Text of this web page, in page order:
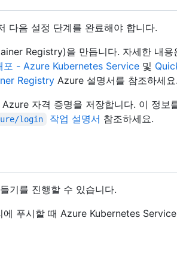
다음 설정 단계를 완료해야 합니다.
Registry)을 만듭니다. 자세한 내용
포 - Azure Kubernetes Service 및
Registry Azure 설명서를 참조하세요.
자격 증명을 저장합니다. 이 정보
login 작업 설명서 참조하세요.
기를 진행할 수 있습니다.
푸시할 때 Azure Kubernetes